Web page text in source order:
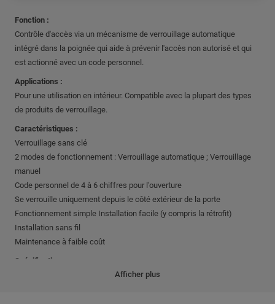
Fonction :
Contrôle d'accès via un mécanisme de verrouillage automatique
intégré dans la poignée qui aide à prévenir l'accès non autorisé et qui
est actionné avec un code personnel.
Applications :
Pour une utilisation en intérieur. Compatible avec la plupart des types
de produits de verrouillage.
Caractéristiques :
Verrouillage sans clé
2 modes de fonctionnement : Verrouillage automatique ; Verrouillage
manuel
Code personnel de 4 à 6 chiffres pour l'ouverture
Se verrouille uniquement depuis le côté extérieur de la porte
Fonctionnement simple Installation facile (y compris la rétrofit)
Installation sans fil
Maintenance à faible coût
Spécifications :
Afficher plus